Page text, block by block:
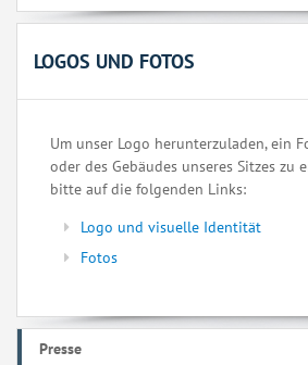
LOGOS UND FOTOS
Um unser Logo herunterzuladen, ein
oder des Gebäudes unseres Sitzes zu
bitte auf die folgenden Links:
Logo und visuelle Identität
Fotos
Presse